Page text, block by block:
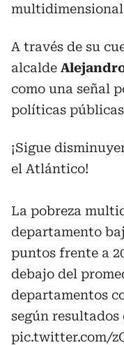
multidimensional
A través de su
alcalde
como una señal
políticas
¡Sigue
el Atlántico!
La pobreza
departamento
puntos frente a
debajo del
departamentos
según resultados
pic.twitter.com/